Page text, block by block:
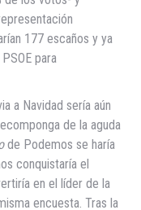
177 escaños y ya
para
a Navidad sería aún
de la aguda
de Podemos se haría
conquistaría el
en el líder de la
encuesta. Tras la